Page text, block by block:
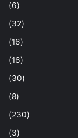
(6)
(32)
(16)
(16)
(30)
(8)
(230)
(3)